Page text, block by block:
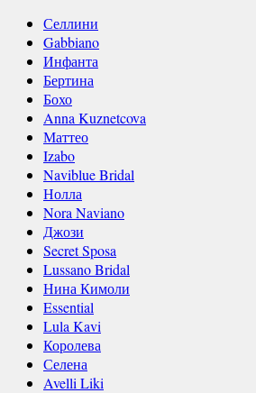
Селлини
Gabbiano
Инфанта
Бертина
Бохо
Anna Kuznetcova
Маттео
Izabo
Naviblue Bridal
Нолла
Nora Naviano
Джози
Secret Sposa
Lussano Bridal
Нина Кимоли
Essential
Lula Kavi
Королева
Селена
Avelli Liki